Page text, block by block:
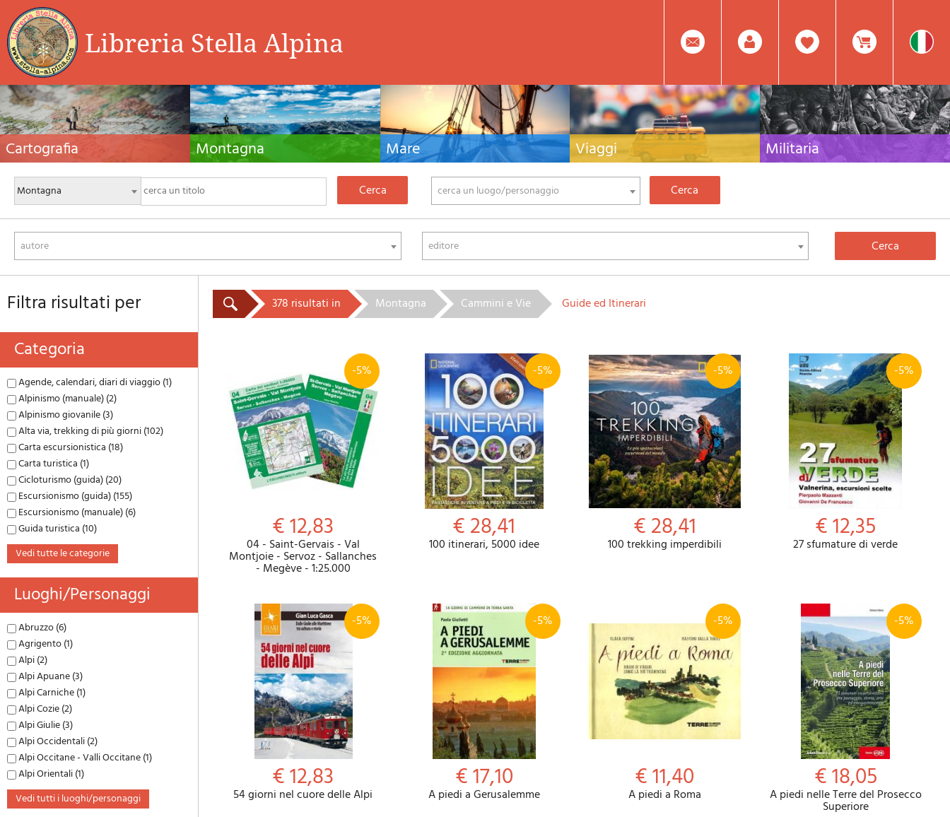
Libreria Stella Alpina 0
Prodotto(i) Attualmente
Nel
Riepilogo
Facebook
Registrati
Cartografia
Carte escursionistiche, carte stradali e atlanti,
cartografia d'Italia e di tutto il mondo. Carte dei
sentieri, cartografia per il cicloturismo e
mountain bike
Montagna
Guide alpinistiche, guide escursionistiche,
manuali tecnici per l'alpinismo estivo ed
invernale. Letteratura e filmografia di montagna
Mare
Manuali nautici, cartografia nautica, libri e
letteratura per la barca a vela e motore
Viaggi
Guide turistiche per viaggi e letteratura di
viaggio per l'Italia, l'Europa e tutto il Mondo
Militaria
Raccolta delle migliori pubblicazioni (libri e dvd)
cerca un luogo/personaggio
autore editore
filtra risultati per
Categoria
Agende, calendari, diari di viaggio (1)
Alpinismo (manuale) (2)
Alpinismo giovanile (3)
Alta via, trekking di più giorni (102)
Carta escursionistica (18)
Carta turistica (1)
Cicloturismo (guida) (20)
Escursionismo (guida) (155)
Escursionismo (manuale) (6)
Guida turistica (10)
vedi tutte le categorie
Luoghi/personaggi
Abruzzo (6)
Agrigento (1)
Alpi (2)
Alpi Apuane (3)
Alpi Carniche (1)
Alpi Cozie (2)
Alpi Giulie (3)
Alpi Occidentali (2)
Alpi Occitane - Valli Occitane (1)
Alpi Orientali (1)
vedi tutti i luoghi/personaggi
378 risultati in Montagna Cammini e Vie Guide ed Itinerari
-5%
€ 12,83
04 - Saint-Gervais - Val
Montjoie - Servoz - Sallanches
- Megève - 1:25.000
-5%
€ 28,41
100 itinerari, 5000 idee
-5%
€ 28,41
100 trekking imperdibili
-5%
€ 12,35
27 sfumature di verde
-5%
€ 12,83
54 giorni nel cuore delle Alpi
-5%
€ 17,10
A piedi a Gerusalemme
-5%
€ 11,40
A piedi a Roma
-5%
€ 18,05
A piedi nelle Terre del Prosecco
Superiore